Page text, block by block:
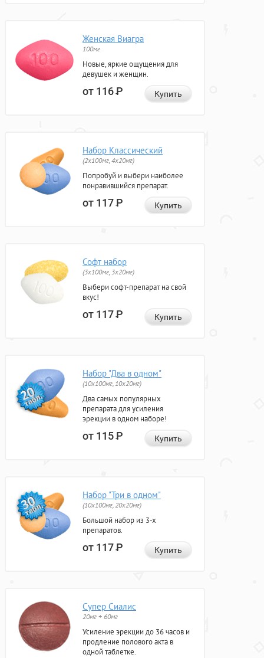
Женская Виагра
100мг
Новые, яркие ощущения для
девушек и женщин.
от 116Р Купить
Набор Классический
(2x100мг, 4x20мг)
Попробуй и выбери наиболее
понравившийся препарат.
от 117Р Купить
Софт набор
(3x100мг, 3x20мг)
Выбери софт-препарат на свой
вкус!
от 117Р Купить
Набор "Два в одном"
(10x100мг, 10x20мг)
Два самых популярных
препарата для усиления
эрекции в одном наборе!
от 115Р Купить
Набор "Три в одном"
(10x100мг, 20x20мг)
Большой набор из 3-х
препаратов.
от 117Р Купить
Супер Сиалис
20мг + 60мг
Усиление эрекции до 36 часов и
продление полового акта в
одной таблетке.